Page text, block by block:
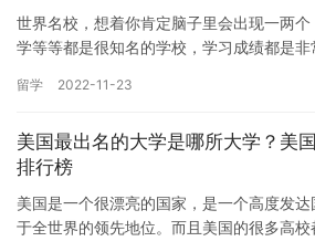
世界名校，想着你肯定脑子里会出现一两
学等等都是很知名的学校，学习成绩都是
看看你…
留学 2022-11-23
美国最出名的大学是哪所大学？美
排行榜
美国是一个很漂亮的国家，是一个高度发
于全世界的领先地位。而且美国的很多高